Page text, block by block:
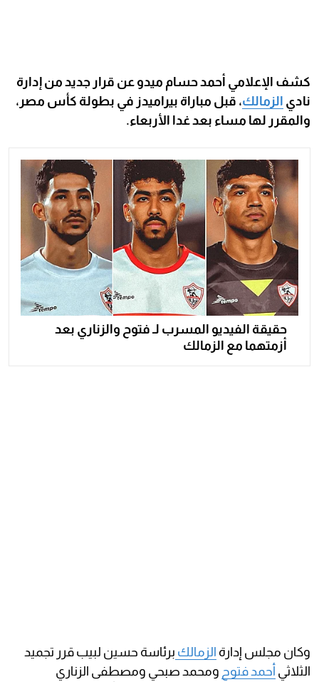
كشف الإعلامي أحمد حسام ميدو عن قرار جديد من إدارة
نادي الزمالك، قبل مباراة بيراميدز في بطولة كأس مصر،
والمقرر لها مساء بعد غدا الأربعاء.
حقيقة الفيديو المسرب لـ فتوح والزناري بعد
أزمتهما مع الزمالك
وكان مجلس إدارة الزمالك برئاسة حسين لبيب قرر تجميد
الثلاثي أحمد فتوح ومحمد صبحي ومصطفى الزناري